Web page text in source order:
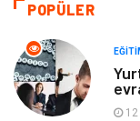
Makine
Elektronik
POPÜLER
12